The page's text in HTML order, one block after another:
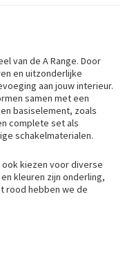
van de A Range. Door
en uitzonderlijke
aan jouw interieur.
samen met een
basiselement, zoals
complete set als
schakelmaterialen.
ook kiezen voor diverse
kleuren zijn onderling,
rood hebben we de